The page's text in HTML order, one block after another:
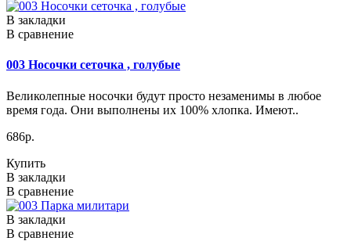
В закладки
В сравнение
003 Носочки сеточка , голубые
Великолепные носочки будут просто незаменимы в любое
время года. Они выполнены их 100% хлопка. Имеют..
686р.
Купить
В закладки
В сравнение
В закладки
В сравнение